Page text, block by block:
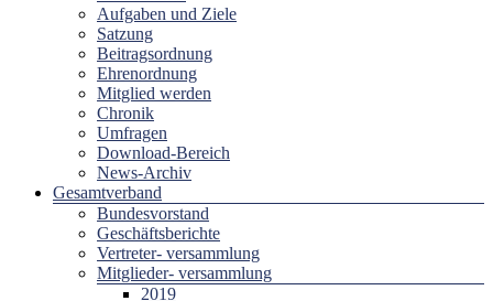
Aufgaben und Ziele
Satzung
Beitragsordnung
Ehrenordnung
Mitglied werden
Chronik
Umfragen
Download-Bereich
News-Archiv
Gesamtverband
Bundesvorstand
Geschäftsberichte
Vertreter- versammlung
Mitglieder- versammlung
2019